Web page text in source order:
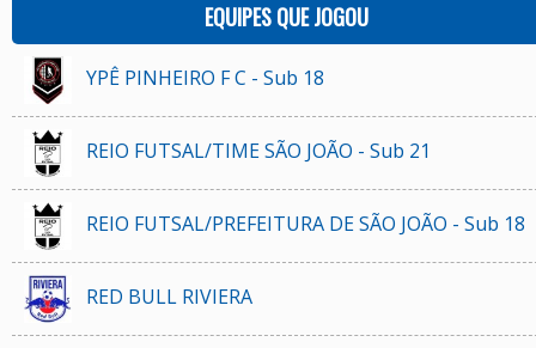
EQUIPES QUE JOGOU
YPÊ PINHEIRO F C - Sub 18
REIO FUTSAL/TIME SÃO JOÃO - Sub 21
REIO FUTSAL/PREFEITURA DE SÃO JOÃO - Sub 18
RED BULL RIVIERA